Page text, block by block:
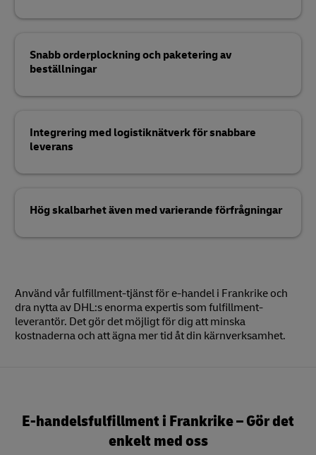
Snabb orderplockning och paketering av
beställningar
Integrering med logistiknätverk för snabbare
leverans
Hög skalbarhet även med varierande förfrågningar
Använd vår fulfillment-tjänst för e-handel i Frankrike och
dra nytta av DHL:s enorma expertis som fulfillment-
leverantör. Det gör det möjligt för dig att minska
kostnaderna och att ägna mer tid åt din kärnverksamhet.
E-handelsfulfillment i Frankrike – Gör det
enkelt med oss